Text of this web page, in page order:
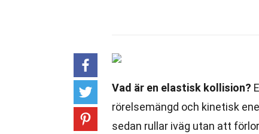
Vad är en elastisk kollision?
rörelsemängd och kinetisk
sedan rullar iväg utan att